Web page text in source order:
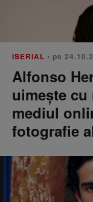
ISERIAL • pe
Alfonso
uimește
mediul
fotografie